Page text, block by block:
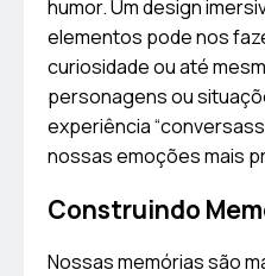
humor. Um design
elementos pode nos
curiosidade ou até
personagens ou
experiência
nossas emoções mais
Construindo
Nossas memórias são